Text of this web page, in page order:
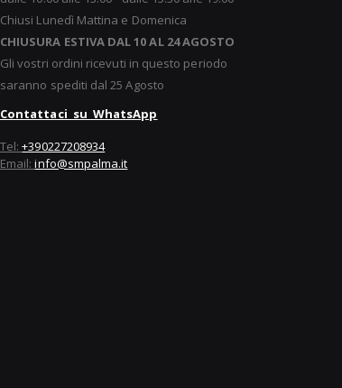
Chiusi Lunedì Mattina e Domenica
CHIUSURA ESTIVA DAL 10 AL 24 AGOSTO
Gli vostri ordini ricevuti in questo periodo
saranno spediti dal 25 Agosto
Contattaci su WhatsApp
Tel:+390227208934
Email:info@smpalma.it